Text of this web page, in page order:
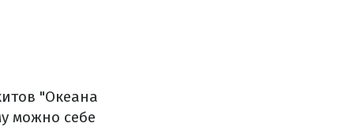
"Океана
можно себе